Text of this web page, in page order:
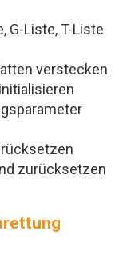
G-Liste, T-Liste
verstecken
zurücksetzen